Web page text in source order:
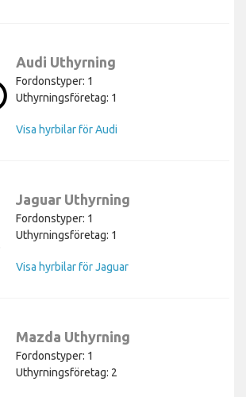
Audi Uthyrning
Fordonstyper: 1
Uthyrningsföretag: 1
Visa hyrbilar för Audi
Jaguar Uthyrning
Fordonstyper: 1
Uthyrningsföretag: 1
Visa hyrbilar för Jaguar
Mazda Uthyrning
Fordonstyper: 1
Uthyrningsföretag: 2